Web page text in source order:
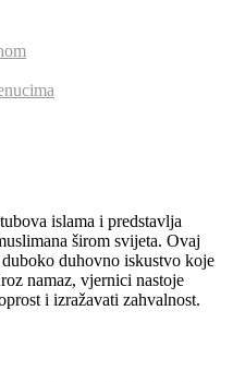
islama i predstavlja
širom svijeta. Ovaj
duhovno iskustvo koje
namaz, vjernici nastoje
i izražavati zahvalnost.